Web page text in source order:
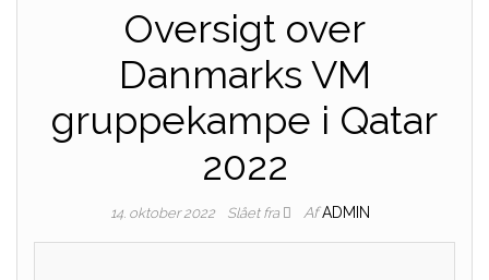
Oversigt over
Danmarks VM
gruppekampe i Qatar
2022
14. oktober 2022 Slået fra Af ADMIN